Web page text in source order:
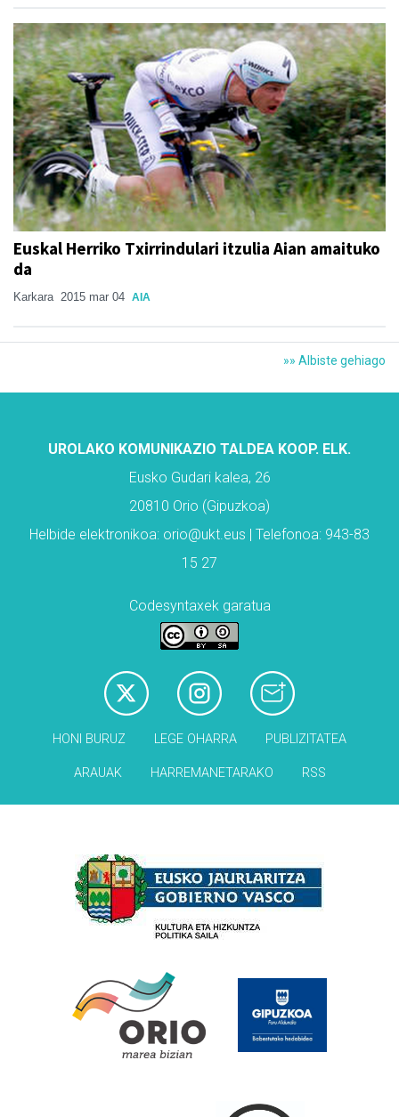
Euskal Herriko Txirrindulari itzulia Aian amaituko
da
Karkara 2015 mar 04 AIA
»» Albiste gehiago
UROLAKO KOMUNIKAZIO TALDEA KOOP. ELK.
Eusko Gudari kalea, 26
20810 Orio (Gipuzkoa)
Helbide elektronikoa: orio@ukt.eus | Telefonoa: 943-83
15 27
Codesyntaxek garatua
HONI BURUZ LEGE OHARRA PUBLIZITATEA
ARAUAK HARREMANETARAKO RSS